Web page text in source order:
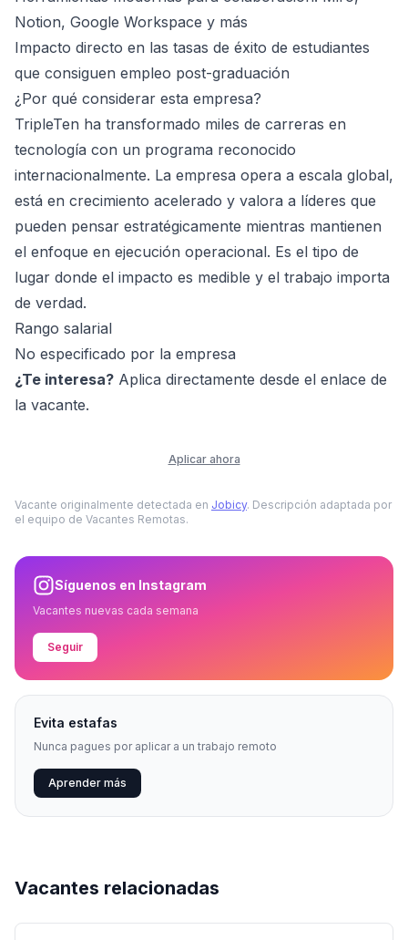
Notion, Google Workspace y más
Impacto directo en las tasas de éxito de estudiantes
que consiguen empleo post-graduación
¿Por qué considerar esta empresa?
TripleTen ha transformado miles de carreras en
tecnología con un programa reconocido
internacionalmente. La empresa opera a escala global,
está en crecimiento acelerado y valora a líderes que
pueden pensar estratégicamente mientras mantienen
el enfoque en ejecución operacional. Es el tipo de
lugar donde el impacto es medible y el trabajo importa
de verdad.
Rango salarial
No especificado por la empresa
¿Te interesa? Aplica directamente desde el enlace de
la vacante.
Aplicar ahora
Vacante originalmente detectada en Jobicy. Descripción adaptada por
el equipo de Vacantes Remotas.
Síguenos en Instagram
Vacantes nuevas cada semana
Seguir
Evita estafas
Nunca pagues por aplicar a un trabajo remoto
Aprender más
Vacantes relacionadas